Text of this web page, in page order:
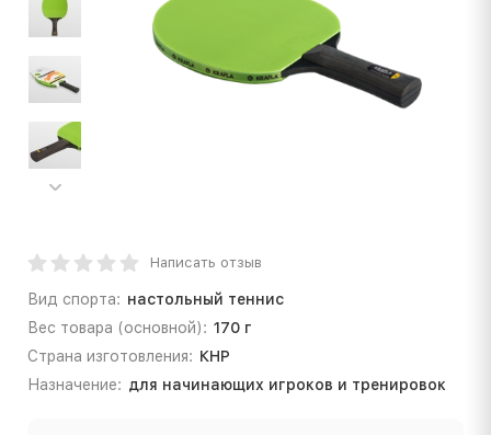
Написать отзыв
Вид спорта: настольный теннис
Вес товара (основной): 170 г
Страна изготовления: КНР
Назначение: для начинающих игроков и тренировок